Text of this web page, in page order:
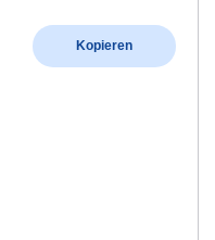
Kopieren